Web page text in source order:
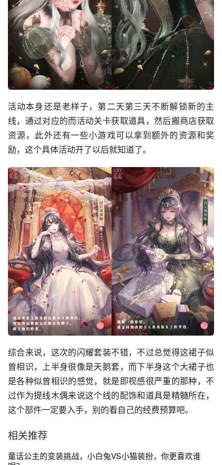
活动本身还是老样子，第二天第三天不断解锁新的主
线，通过对应的而活动关卡获取道具，然后搬商店获取
资源，此外还有一些小游戏可以拿到额外的资源和奖
励，这个具体活动开了以后就知道了。
综合来说，这次的闪耀套装不错，不过总觉得这裙子似
曾相识，上半身很像是天鹅套，而下半身这个大裙子也
是各种似曾相识的感觉，就是即视感很严重的那种，不
过作为提线木偶来说这个线的配饰和道具是精髓所在，
这个部件一定要入手，别的看自己的经费预算吧。
相关推荐
童话公主的变装挑战，小白兔VS小猫装扮，你更喜欢谁